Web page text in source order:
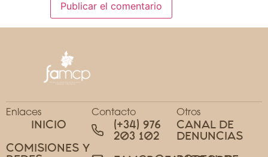
Enlaces
INICIO
COMISIONES Y
Contacto
(+34) 976
203 102
Otros
CANAL DE
DENUNCIAS